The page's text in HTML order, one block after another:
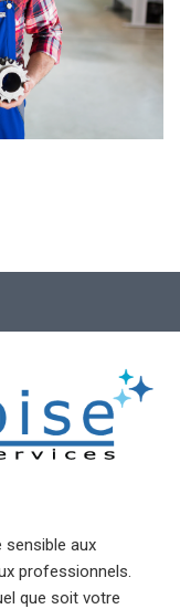
sensible aux
professionnels.
que soit votre